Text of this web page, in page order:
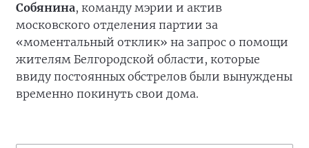
Собянина, команду мэрии и актив
московского отделения партии за
«моментальный отклик» на запрос о помощи
жителям Белгородской области, которые
ввиду постоянных обстрелов были вынуждены
временно покинуть свои дома.